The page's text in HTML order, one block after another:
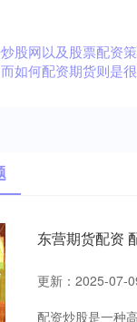
股网以及股票配资
如何配资期货则是
东营期货配资
更新：2025-07-
配资炒股是一种